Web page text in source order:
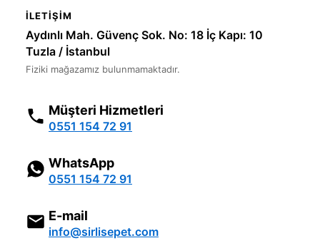
İLETIŞIM
Aydınlı Mah. Güvenç Sok. No: 18 İç Kapı: 10
Tuzla / İstanbul
Fiziki mağazamız bulunmamaktadır.
Müşteri Hizmetleri
0551 154 72 91
WhatsApp
0551 154 72 91
E-mail
info@sirlisepet.com